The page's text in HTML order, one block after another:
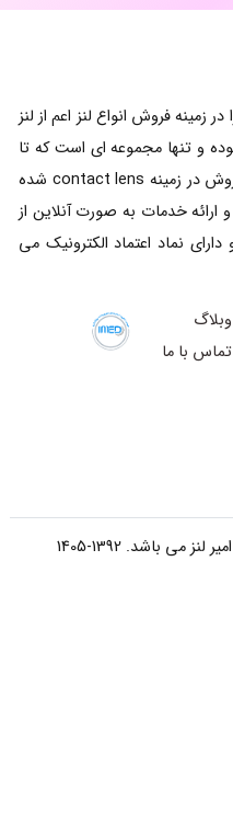
سال 1392 کار خود را در زمینه فروش انواع لنز اعم از لنز
و تنها مجموعه ای است که تا
کنون موفق به دریافت مجوز رسمی فروش در زمینه contact lens شده
به فروش و ارائه خدمات به صورت آنلاین از
نماد اعتماد الکترونیک می
وبلاگ
تماس با ما